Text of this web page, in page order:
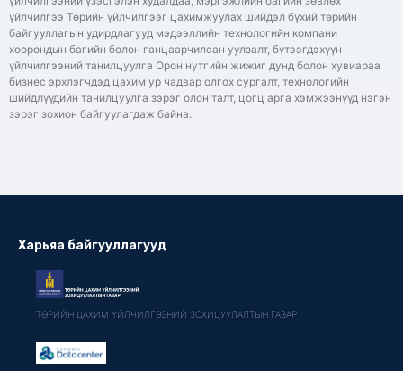
үйлчилгээ Төрийн үйлчилгээг цахимжуулах шийдэл бүхий төрийн
байгууллагын удирдлагууд мэдээллийн технологийн компани
хоорондын багийн болон ганцаарчилсан уулзалт, бүтээгдэхүүн
үйлчилгээний танилцуулга Орон нутгийн жижиг дунд болон хувиараа
бизнес эрхлэгчдэд цахим ур чадвар олгох сургалт, технологийн
шийдлүүдийн танилцуулга зэрэг олон талт, цогц арга хэмжээнүүд нэгэн
зэрэг зохион байгуулагдаж байна.
Харьяа байгууллагууд
ТӨРИЙН ЦАХИМ ҮЙЛЧИЛГЭЭНИЙ ЗОХИЦУУЛАЛТЫН ГАЗАР